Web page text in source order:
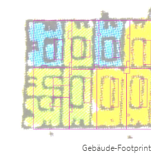
Gebäude-